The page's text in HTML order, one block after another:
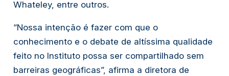
Whateley, entre outros.
“Nossa intenção é fazer com que o
conhecimento e o debate de altíssima qualidade
feito no Instituto possa ser compartilhado sem
barreiras geográficas”, afirma a diretora de